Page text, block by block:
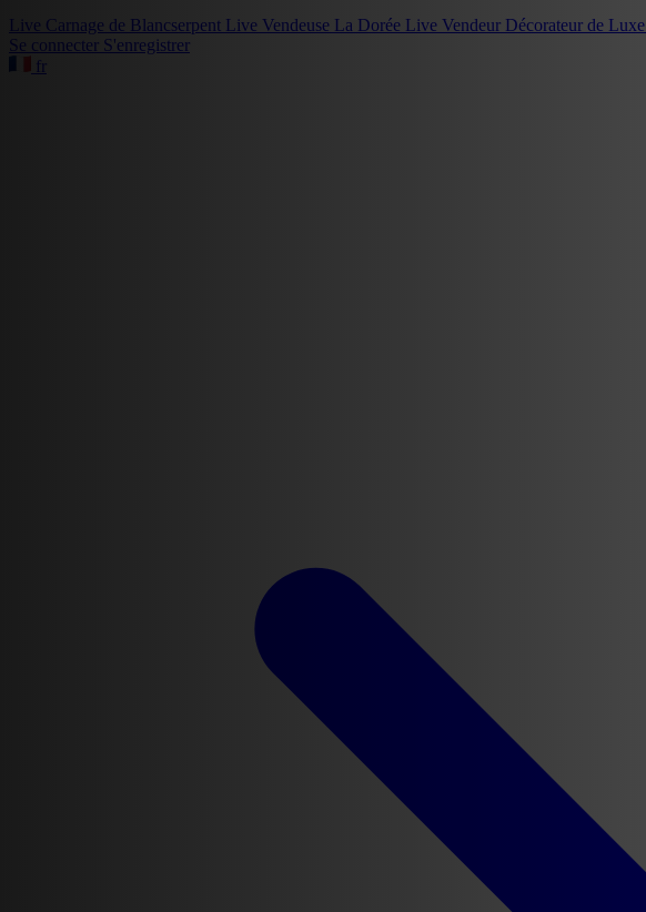
Live Carnage de Blancserpent Live Vendeuse La Dorée Live Vendeur Décorateur de Luxe
Se connecter S'enregistrer
fr